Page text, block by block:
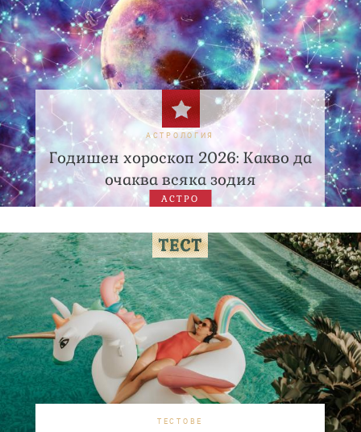
АСТРОЛОГИЯ
Годишен хороскоп 2026: Какво да
очаква всяка зодия
АСТРО
ТЕСТОВЕ